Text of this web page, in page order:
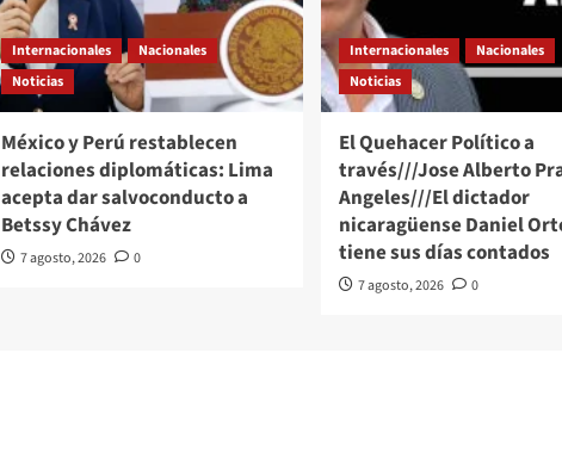
Internacionales
Nacionales
Noticias
México y Perú restablecen
relaciones diplomáticas: Lima
acepta dar salvoconducto a
Betssy Chávez
7 agosto, 2026 0
Internacionales
Nacionales
Noticias
El Quehacer Político a
través///Jose Alberto
Angeles///El dictador
nicaragüense Daniel
tiene sus días contados
7 agosto, 2026 0